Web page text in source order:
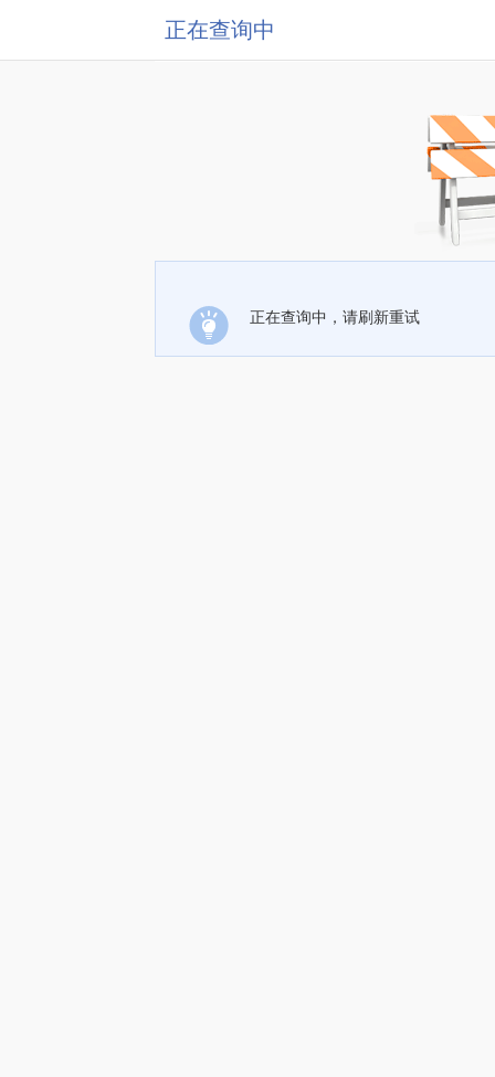
正在查询中
正在查询中，请刷新重试